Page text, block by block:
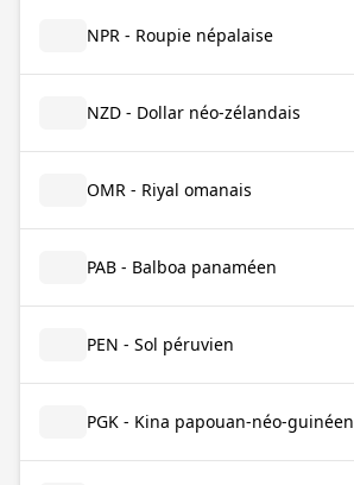
NPR - Roupie népalaise
NZD - Dollar néo-zélandais
OMR - Riyal omanais
PAB - Balboa panaméen
PEN - Sol péruvien
PGK - Kina papouan-néo-guinéen